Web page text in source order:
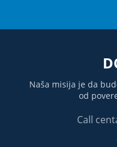
Naša misija je da
od
Call